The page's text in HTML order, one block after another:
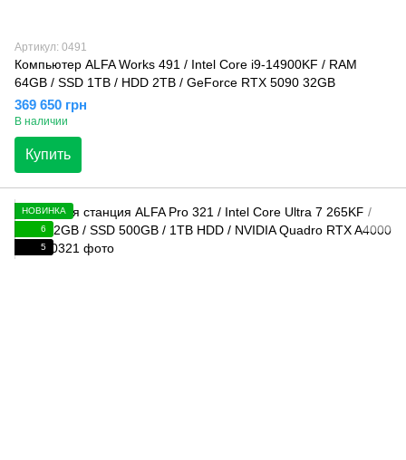
Артикул: 0491
Компьютер ALFA Works 491 / Intel Core i9-14900KF / RAM
64GB / SSD 1TB / HDD 2TB / GeForce RTX 5090 32GB
369 650 грн
В наличии
Купить
НОВИНКА
6
5